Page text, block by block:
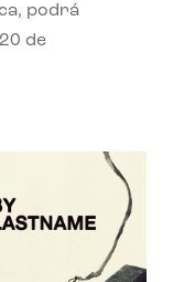
podrá
de